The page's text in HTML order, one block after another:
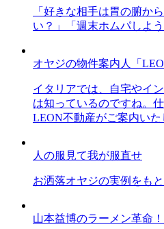
「好きな相手は胃の腑か
い？」「週末ホムパしよ
オヤジの物件案内人「
イタリアでは、自宅やイ
は知っているのですね。
LEON不動産がご案内いた
人の服見て我が服直せ
お洒落オヤジの実例をも
山本益博のラーメン革命！